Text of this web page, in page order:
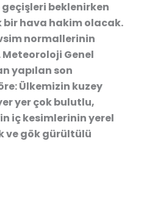
beklenirken
bir hava hakim olacak.
normallerinin
Genel
yapılan son
Ülkemizin kuzey
yer çok bulutlu,
iç kesimlerinin yerel
ve gök gürültülü